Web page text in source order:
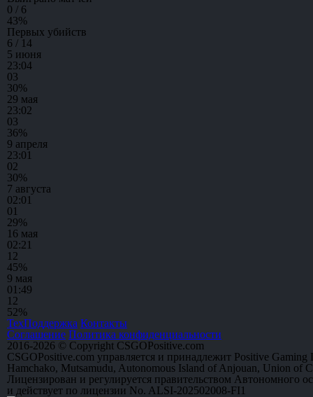
0 / 6
43%
Первых убийств
6 / 14
5 июня
23:04
03
30%
29 мая
23:02
03
36%
9 апреля
23:01
02
30%
7 августа
02:01
01
29%
16 мая
02:21
1 2
45%
9 мая
01:49
1 2
52%
ТехПоддержка Контакты
Соглашение Политика конфиденциальности
2016-2026 © Copyright CSGOPositive.com
CSGOPositive.com управляется и принадлежит Positive Gaming
Hamchako, Mutsamudu, Autonomous Island of Anjouan, Union of
Лицензирован и регулируется правительством Автономного
и действует по лицензии No. ALSI-202502008-FI1